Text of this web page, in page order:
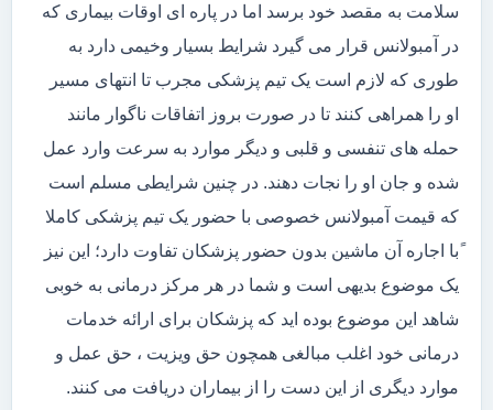
سلامت به مقصد خود برسد اما در پاره ای اوقات بیماری که
در آمبولانس قرار می گیرد شرایط بسیار وخیمی دارد به
طوری که لازم است یک تیم پزشکی مجرب تا انتهای مسیر
او را همراهی کنند تا در صورت بروز اتفاقات ناگوار مانند
حمله های تنفسی و قلبی و دیگر موارد به سرعت وارد عمل
شده و جان او را نجات دهند. در چنین شرایطی مسلم است
که قیمت آمبولانس خصوصی با حضور یک تیم پزشکی کاملا
ًبا اجاره آن ماشین بدون حضور پزشکان تفاوت دارد؛ این نیز
یک موضوع بدیهی است و شما در هر مرکز درمانی به خوبی
شاهد این موضوع بوده اید که پزشکان برای ارائه خدمات
درمانی خود اغلب مبالغی همچون حق ویزیت ، حق عمل و
موارد دیگری از این دست را از بیماران دریافت می کنند.